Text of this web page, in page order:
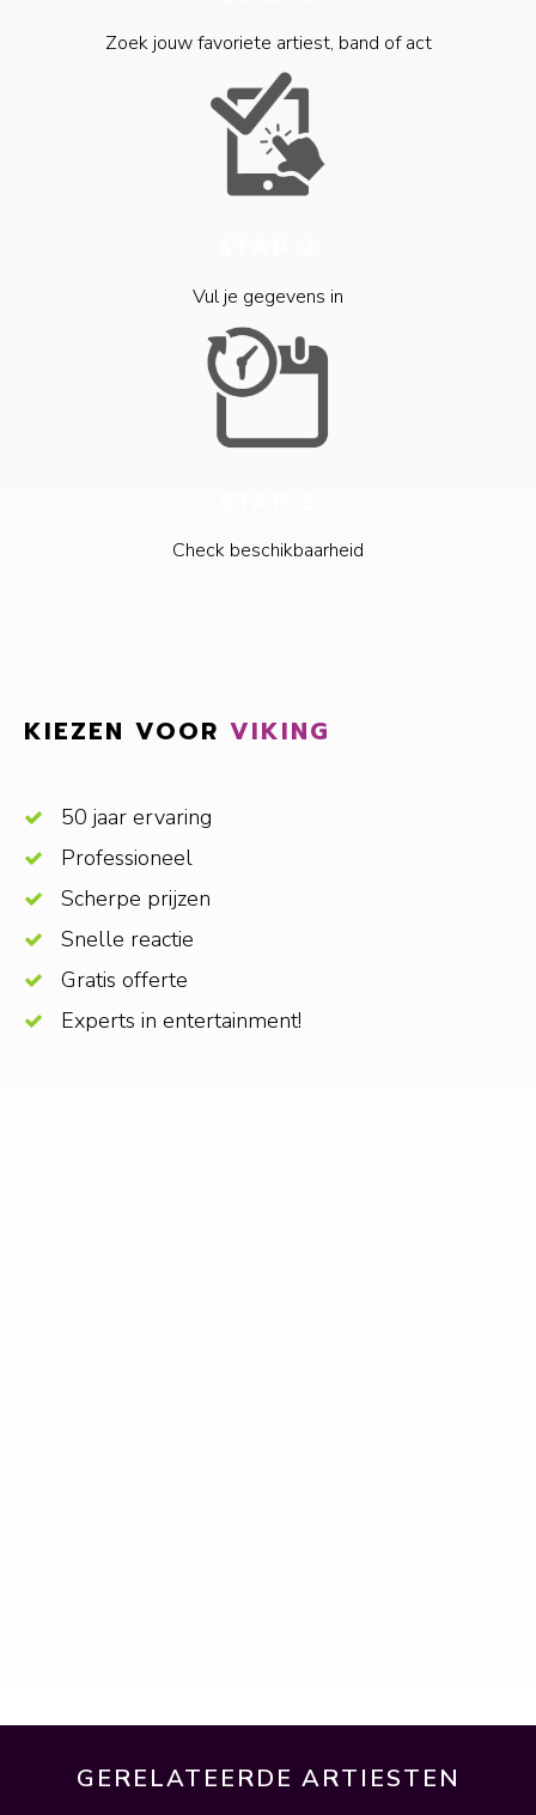
Zoek jouw favoriete artiest, band of act
Vul je gegevens in
Check beschikbaarheid
KIEZEN VOOR VIKING
50 jaar ervaring
Professioneel
Scherpe prijzen
Snelle reactie
Gratis offerte
Experts in entertainment!
GERELATEERDE ARTIESTEN